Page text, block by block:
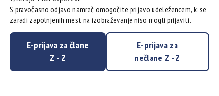
S pravočasno odjavo namreč omogočite prijavo udeležencem, ki se
zaradi zapolnjenih mest na izobraževanje niso mogli prijaviti.
E-prijava za člane
Z - Z
E-prijava za
nečlane Z - Z